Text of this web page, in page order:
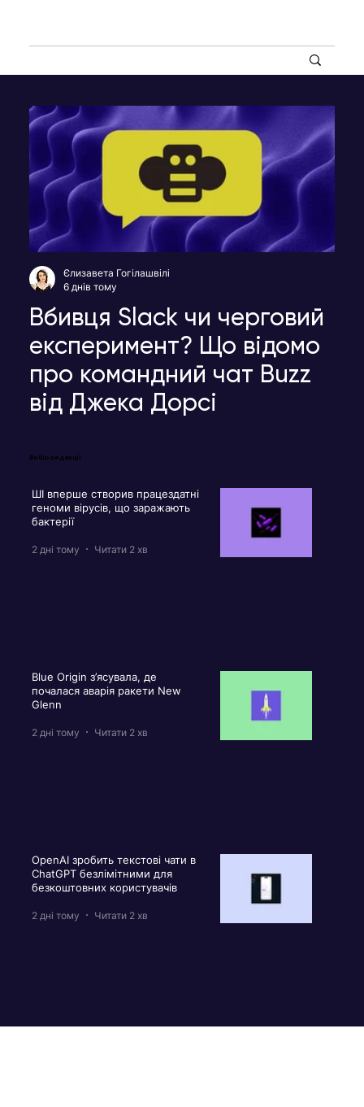
Вбивця Slack чи черговий
експеримент? Що відомо
про командний чат Buzz
від Джека Дорсі
Єлизавета Гогілашвілі
6 днів тому
Вибір редакції
ШІ вперше створив працездатні
геноми вірусів, що заражають
бактерії
2 дні тому Читати 2 хв
Blue Origin з’ясувала, де
почалася аварія ракети New
Glenn
2 дні тому Читати 2 хв
OpenAI зробить текстові чати в
ChatGPT безлімітними для
безкоштовних користувачів
2 дні тому Читати 2 хв